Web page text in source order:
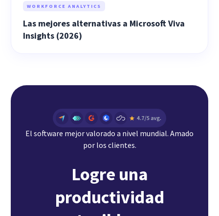
WORKFORCE ANALYTICS
Las mejores alternativas a Microsoft Viva
Insights (2026)
El software mejor valorado a nivel mundial. Amado
por los clientes.
Logre una
productividad